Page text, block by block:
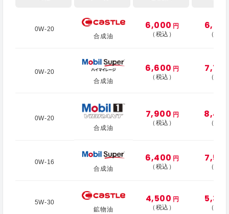
0W-20
合成油
6,000 円
（税込）
（税
0W-20
合成油
6,600 円
（税込）
（税
0W-20
合成油
7,900 円
（税込）
（税
0W-16
合成油
6,400 円
（税込）
（税
5W-30
鉱物油
4,500 円
（税込）
（税